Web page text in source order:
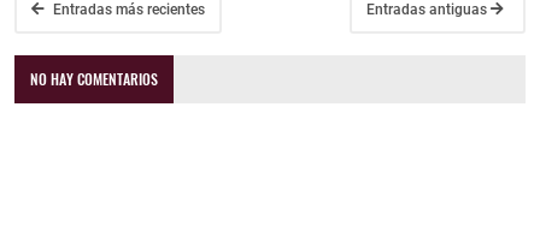
Entradas más recientes Entradas antiguas
NO HAY COMENTARIOS